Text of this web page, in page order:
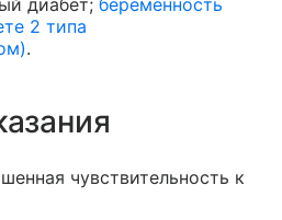
диабет; беременность
2 типа
.
чувствительность к